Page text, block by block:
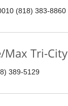
(818) 383-8860
Max Tri-City
389-5129